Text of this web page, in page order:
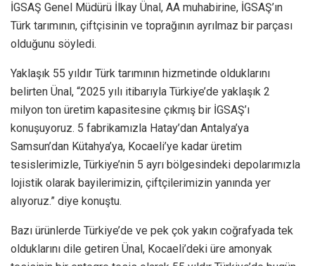
İGSAŞ Genel Müdürü İlkay Ünal, AA muhabirine, İGSAŞ’ın
Türk tarımının, çiftçisinin ve toprağının ayrılmaz bir parçası
olduğunu söyledi.
Yaklaşık 55 yıldır Türk tarımının hizmetinde olduklarını
belirten Ünal, “2025 yılı itibarıyla Türkiye’de yaklaşık 2
milyon ton üretim kapasitesine çıkmış bir İGSAŞ’ı
konuşuyoruz. 5 fabrikamızla Hatay’dan Antalya’ya
Samsun’dan Kütahya’ya, Kocaeli’ye kadar üretim
tesislerimizle, Türkiye’nin 5 ayrı bölgesindeki depolarımızla
lojistik olarak bayilerimizin, çiftçilerimizin yanında yer
alıyoruz.” diye konuştu.
Bazı ürünlerde Türkiye’de ve pek çok yakın coğrafyada tek
olduklarını dile getiren Ünal, Kocaeli’deki üre amonyak